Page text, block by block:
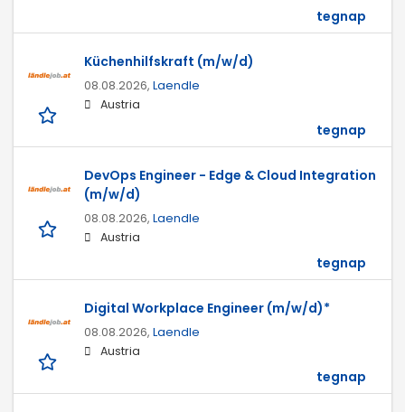
tegnap
Küchenhilfskraft (m/w/d)
08.08.2026, Laendle
Austria
tegnap
DevOps Engineer - Edge & Cloud Integration
(m/w/d)
08.08.2026, Laendle
Austria
tegnap
Digital Workplace Engineer (m/w/d)*
08.08.2026, Laendle
Austria
tegnap